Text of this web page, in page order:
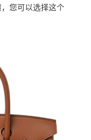
您可以选择这个